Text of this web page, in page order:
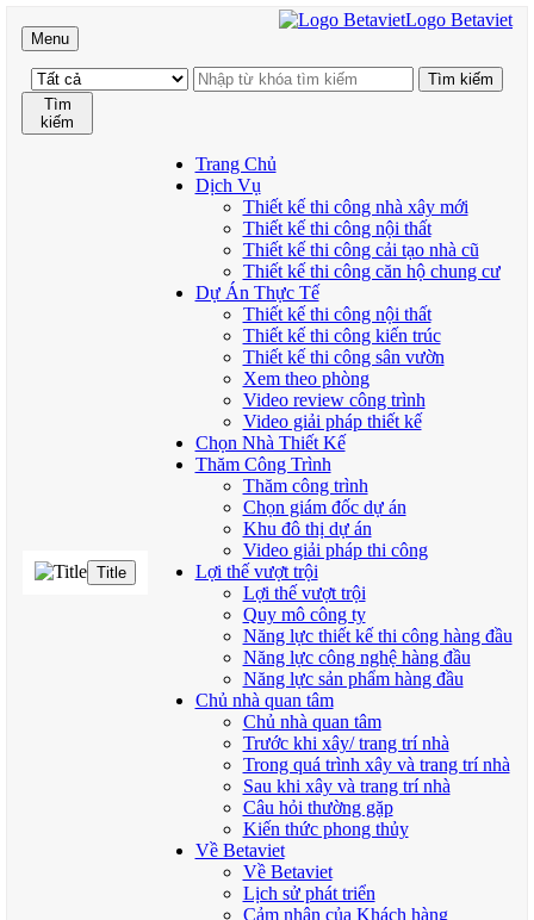
Menu
Logo Betaviet
Tìm
kiếm
Title
Trang Chủ
Dịch Vụ
Thiết kế thi công nhà xây mới
Thiết kế thi công nội thất
Thiết kế thi công cải tạo nhà cũ
Thiết kế thi công căn hộ chung cư
Dự Án Thực Tế
Thiết kế thi công nội thất
Thiết kế thi công kiến trúc
Thiết kế thi công sân vườn
Xem theo phòng
Video review công trình
Video giải pháp thiết kế
Chọn Nhà Thiết Kế
Thăm Công Trình
Thăm công trình
Chọn giám đốc dự án
Khu đô thị dự án
Video giải pháp thi công
Lợi thế vượt trội
Lợi thế vượt trội
Quy mô công ty
Năng lực thiết kế thi công hàng đầu
Năng lực công nghệ hàng đầu
Năng lực sản phẩm hàng đầu
Chủ nhà quan tâm
Chủ nhà quan tâm
Trước khi xây/ trang trí nhà
Trong quá trình xây và trang trí nhà
Sau khi xây và trang trí nhà
Câu hỏi thường gặp
Kiến thức phong thủy
Về Betaviet
Về Betaviet
Lịch sử phát triển
Cảm nhận của Khách hàng